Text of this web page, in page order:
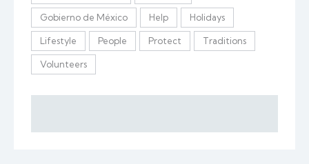
Gobierno de México Help Holidays
Lifestyle People Protect Traditions
Volunteers